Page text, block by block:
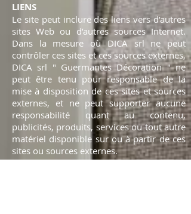
LIENS
Le site peut inclure des liens vers d’autres
sites Web ou d’autres sources Internet.
Dans la mesure où DICA srl ne peut
contrôler ces sites et ces sources externes,
DICA srl " Guermantes Décoration " ne
peut être tenu pour responsable de la
mise à disposition de ces sites et sources
externes, et ne peut supporter aucune
responsabilité quant au contenu,
publicités, produits, services ou tout autre
matériel disponible sur ou à partir de ces
sites ou sources externes.